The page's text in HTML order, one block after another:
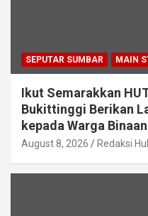
SEPUTAR SUMBAR MAIN
Ikut Semarakkan
Bukittinggi Berikan
kepada Warga Binaan
August 8, 2026 Redaksi